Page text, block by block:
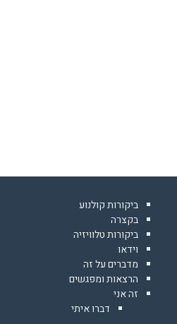
ביקורות קולנוע
בקצרה
ביקורות טלוויזיה
וידאו
מדברים על זה
הרצאות ומפגשים
זה אני
דברו איתי